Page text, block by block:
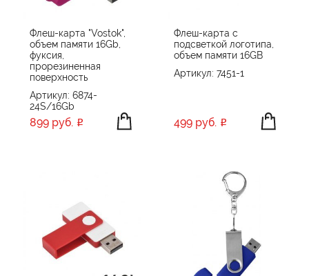
XD Design
Без бренда
Флеш-карта "Vostok",
объем памяти 16Gb,
фуксия,
прорезиненная
поверхность
Артикул: 6874-
24S/16Gb
899 руб.
Флеш-карта с
подсветкой логотипа,
объем памяти 16GB
Артикул: 7451-1
499 руб.